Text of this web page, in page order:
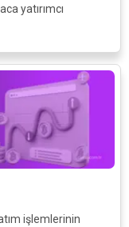
yatırımcı
işlemlerinin